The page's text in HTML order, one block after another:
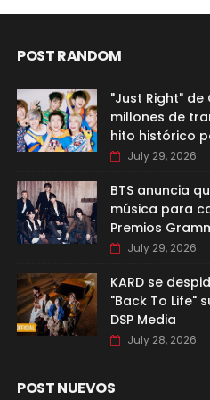
POST RANDOM
"Just Right" de
millones de
hito histórico
July 29, 2026
BTS anuncia
música para
Premios
July 29, 2026
KARD se
"Back To Life"
DSP Media
July 28, 2026
POST NUEVOS